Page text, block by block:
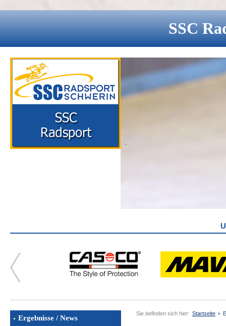
SSC
Ergebnisse / News
Sie befinden sich hier: Startseite